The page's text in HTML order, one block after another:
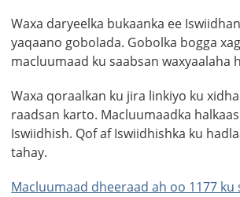
Waxa daryeelka bukaanka ee
yaqaano gobolada. Gobolka bogga
macluumaad ku saabsan waxyaalaha
Waxa qoraalkan ku jira linkiyo ku
raadsan karto. Macluumaadka
Iswiidhish. Qof af Iswiidhishka ku
tahay.
Macluumaad dheeraad ah oo 1177